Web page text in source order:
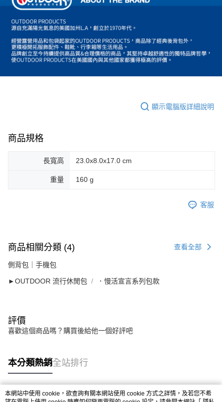
顯示電腦版詳細說明
商品規格
長寬高 23.0x8.0x17.0 cm
重量 160 g
客服
商品相關分類 (4) 查看全部
側背包｜手機包
►OUTDOOR 流行休閒包 ．慢活宣言系列包款
評價
喜歡這個商品嗎？購買後給他一個好評吧
本分類熱銷全站排行
本網站中使用 cookie，欲查詢有關本網站使用 cookie 方式之詳情，及若您不希